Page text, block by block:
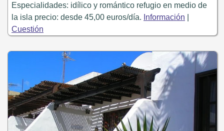
Especialidades: idílico y romántico refugio en medio de
la isla precio: desde 45,00 euros/día. Información
Cuestión